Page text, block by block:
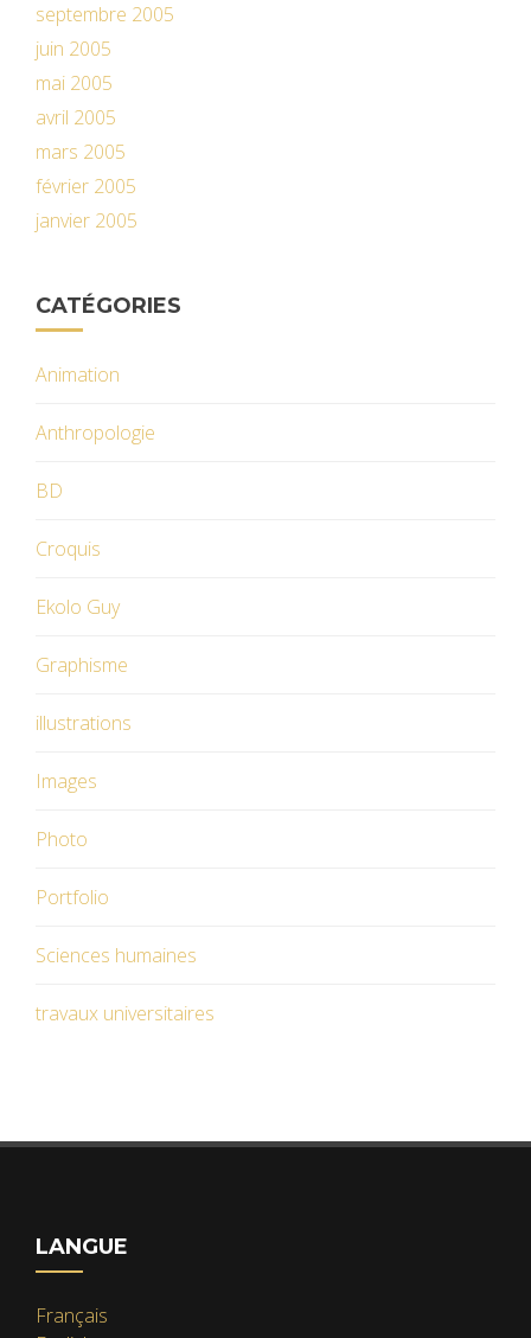
septembre 2005
juin 2005
mai 2005
avril 2005
mars 2005
février 2005
janvier 2005
CATÉGORIES
Animation
Anthropologie
BD
Croquis
Ekolo Guy
Graphisme
illustrations
Images
Photo
Portfolio
Sciences humaines
travaux universitaires
LANGUE
Français